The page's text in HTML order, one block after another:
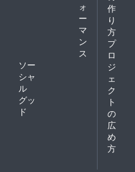
ォ
ー
マ
ン
ス
ソー
シャ
ル
グッ
ド
作
り
方
プ
ロ
ジ
ェ
ク
ト
の
広
め
方